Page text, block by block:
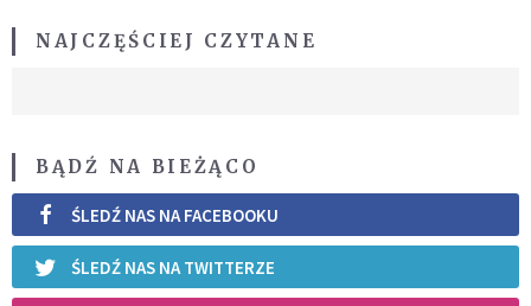
NAJCZĘŚCIEJ CZYTANE
BĄDŹ NA BIEŻĄCO
ŚLEDŹ NAS NA FACEBOOKU
ŚLEDŹ NAS NA TWITTERZE